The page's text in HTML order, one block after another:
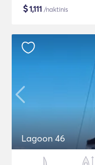
$1,111 /naktinis
Lagoon 46